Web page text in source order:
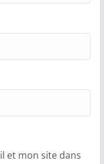
et mon site dans